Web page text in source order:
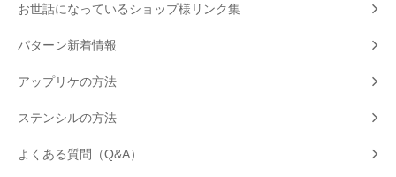
お世話になっているショップ様リンク集
パターン新着情報
アップリケの方法
ステンシルの方法
よくある質問（Q&A）